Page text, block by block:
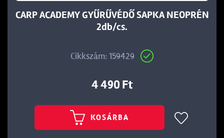
CARP ACADEMY GYŰRŰVÉDŐ SAPKA NEOPRÉN
2db/cs.
Cikkszám: 159429
4 490 Ft
KOSÁRBA